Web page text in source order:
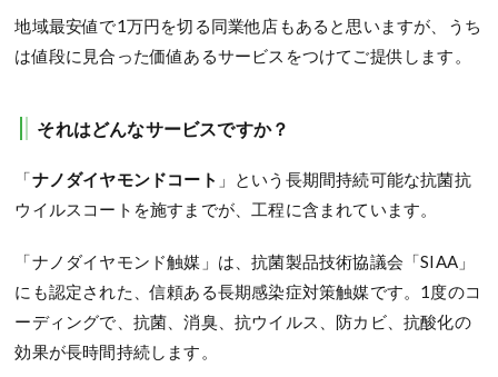
地域最安値で1万円を切る同業他店もあると思いますが、うち
は値段に見合った価値あるサービスをつけてご提供します。
それはどんなサービスですか？
「ナノダイヤモンドコート 」という長期間持続可能な抗菌抗
ウイルスコートを施すまでが、工程に含まれています。
「ナノダイヤモンド触媒」は、抗菌製品技術協議会「SIAA」
にも認定された、信頼ある長期感染症対策触媒です。1度のコ
ーディングで、抗菌、消臭、抗ウイルス、防カビ、抗酸化の
効果が長時間持続します。